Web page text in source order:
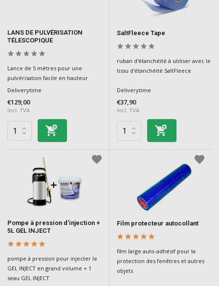
LANS DE PULVÉRISATION
TÉLESCOPIQUE
Lance de 5 mètres pour une
pulvérisation facile en hauteur
Deliverytime
€129,00
Incl. TVA
SaltFleece Tape
ruban d'étanchéité à utiliser avec le
tissu d'étanchéité SaltFleece
Deliverytime
€37,90
Incl. TVA
Pompe à pression d'injection +
5L GEL INJECT
pompe à pression pour injecter le
GEL INJECT en grand volume + 1
seau GEL INJECT
Film protecteur autocollant
film large auto-adhésif pour la
protection des fenêtres et autres
objets